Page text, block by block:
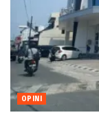
OPINI